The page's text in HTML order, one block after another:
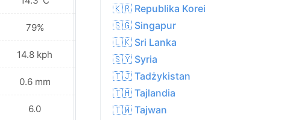
79%
14.8 kph
0.6 mm
6.0
81%
16.6 kph
1.8 mm
6.0
🇰🇷 Republika Korei
🇸🇬 Singapur
🇱🇰 Sri Lanka
🇸🇾 Syria
🇹🇯 Tadżykistan
🇹🇭 Tajlandia
🇹🇼 Tajwan